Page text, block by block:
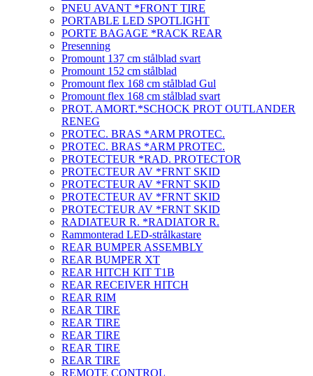
PNEU AVANT *FRONT TIRE
PORTABLE LED SPOTLIGHT
PORTE BAGAGE *RACK REAR
Presenning
Promount 137 cm stålblad svart
Promount 152 cm stålblad
Promount flex 168 cm stålblad Gul
Promount flex 168 cm stålblad svart
PROT. AMORT.*SCHOCK PROT OUTLANDER
RENEG
PROTEC. BRAS *ARM PROTEC.
PROTEC. BRAS *ARM PROTEC.
PROTECTEUR *RAD. PROTECTOR
PROTECTEUR AV *FRNT SKID
PROTECTEUR AV *FRNT SKID
PROTECTEUR AV *FRNT SKID
PROTECTEUR AV *FRNT SKID
RADIATEUR R. *RADIATOR R.
Rammonterad LED-strålkastare
REAR BUMPER ASSEMBLY
REAR BUMPER XT
REAR HITCH KIT T1B
REAR RECEIVER HITCH
REAR RIM
REAR TIRE
REAR TIRE
REAR TIRE
REAR TIRE
REAR TIRE
REMOTE CONTROL